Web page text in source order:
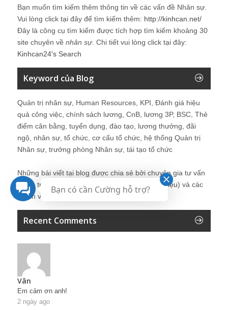
Bạn muốn tìm kiếm thêm thông tin về các vấn đề Nhân sự
Vui lòng click tại đây để tìm kiếm thêm: http://kinhcan.net/
Đây là công cụ tìm kiếm được tích hợp tìm kiếm khoảng 30
site chuyên về nhân sự. Chi tiết vui lòng click tại đây:
Kinhcan24′s Search
Keyword của Blog
Quản trị nhân sự, Human Resources, KPI, Đánh giá hiệu
quả công việc, chính sách lương, CnB, lương 3P, BSC, Thẻ
điểm cân bằng, tuyển dụng, đào tạo, lương thưởng, đãi
ngộ, nhân sự, tổ chức, cơ cấu tổ chức, hệ thống Quản trị
Nhân sự, trưởng phòng Nhân sự, tái tạo tổ chức
Những bài viết tại blog được chia sẻ bởi chuyên gia tư vấn
Quản trị Nhân sự Nguyễn Hùng Cường (
giới thiệu) và các
thành viên khác trong cộng đồng Nhân sự.
Recent Comments
Vân
Em cảm ơn anh!
2 ngày ago
Bạn có cần Cường hỗ trợ?